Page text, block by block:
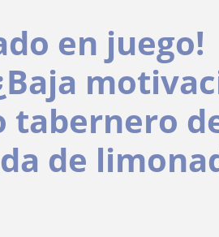
en juego!
tabernero
de